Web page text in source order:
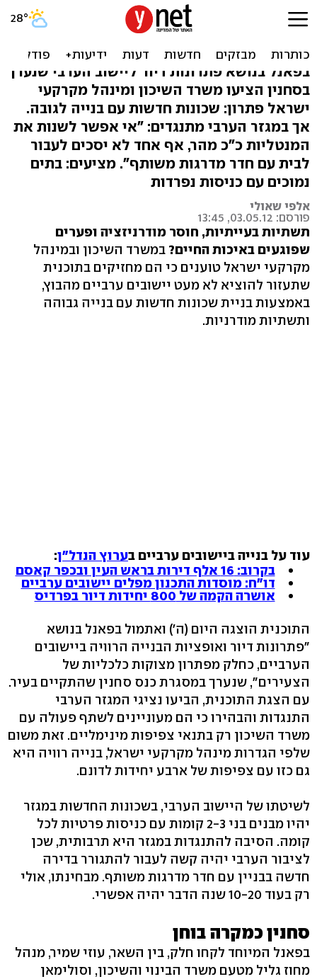
עניין של תרבות: המגזר הערבי
נגד בנייה לגובה
בפאנל בנושא פתרונות דיור ליישוב הערבי שנערך
בסחנין הציעו משרד השיכון ומינהל מקרקעי
ישראל פתרון: שכונות חדשות עם בנייה לגובה.
אך במגזר הערבי מתנגדים: "אי אפשר לשנות את
המנטליות כ"כ מהר, אף אחד לא יסכים לעבור
לבית עם חדר מדרגות משותף". מציעים: בתים
נמוכים עם כניסות נפרדות
אלפי שאולי
פורסם: 03.05.12, 13:45
תשתיות בעייתיות, חוסר מודרניזציה ופערים
שפוגעים באיכות החיים? במשרד השיכון ובמינהל
מקרקעי ישראל טוענים כי הם מחזיקים בתוכנית
שתעזור להוציא לא מעט יישובים ערביים מהבוץ,
באמצעות בניית שכונות חדשות עם בנייה גבוהה
ותשתיות מודרניות.
עוד על בנייה ביישובים ערביים בערוץ הנדל"ן:
בקרוב: 16 אלף דירות בראש העין ובכפר קאסם
דו"ח: מוסדות התכנון מפלים יישובים ערביים
אושרה הקמה של 800 יחידות דיור בפרדיס
התוכנית הוצגה היום (ה') ואתמול בפאנל בנושא
"פתרונות דיור ואופציות הבנייה הרוויה ביישובים
הערביים, כחלק מפתרון מצוקות כלכליות של
הצעירים", שנערך במסגרת כנס סחנין שהתקיים בעיר.
עם הצגת התוכנית, הביעו נציגי המגזר הערבי
התנגדות והבהירו כי הם מעוניינים לשתף פעולה עם
משרד השיכון רק בתנאי צפיפות מינימליים. זאת משום
שלפי הגדרות מינהל מקרקעי ישראל, בנייה רוויה היא
גם כזו עם צפיפות של ארבע יחידות לדונם.
לשיטתו של היישוב הערבי, בשכונות החדשות במגזר
יהיו מבנים בני 2-3 קומות עם כניסות פרטיות לכל
קומה. הסיבה להתנגדות במגזר היא תרבותית, שכן
לציבור הערבי יהיה קשה לעבור להתגורר בדירה
חדשה בבניין עם חדר מדרגות משותף. מבחינתו, אולי
רק בעוד 10-20 שנה הדבר יהיה אפשרי.
סחנין כמקרה בוחן
בפאנל המיוחד לקחו חלק, בין השאר, עוזי שמיר, מנהל
מחוז גליל מטעם משרד הבינוי והשיכון, וסולימאן